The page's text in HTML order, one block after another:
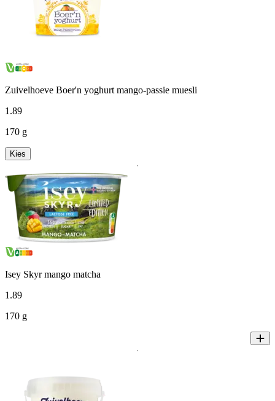
Zuivelhoeve Boer'n yoghurt mango-passie muesli
1 .89
170 g
Kies
Isey Skyr mango matcha
1 .89
170 g